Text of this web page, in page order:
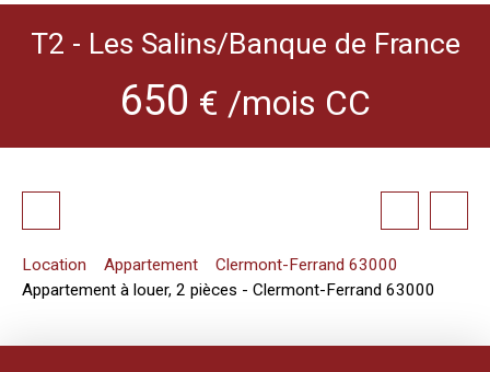
T2 - Les Salins/Banque de France
650 € /mois CC
Location Appartement
Clermont-Ferrand 63000
Appartement à louer, 2 pièces - Clermont-Ferrand 63000